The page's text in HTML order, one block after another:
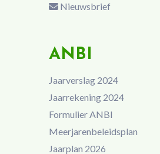
Nieuwsbrief
ANBI
Jaarverslag 2024
Jaarrekening 2024
Formulier ANBI
Meerjarenbeleidsplan
Jaarplan 2026